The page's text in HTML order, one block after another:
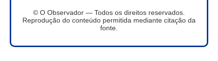
© O Observador — Todos os direitos reservados.
Reprodução do conteúdo permitida mediante citação da
fonte.